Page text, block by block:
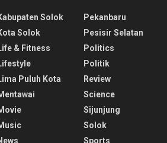
Solok
Solok
& Fitness
Puluh Kota
Pekanbaru
Pesisir Selatan
Politics
Politik
Review
Science
Sijunjung
Solok
Sports